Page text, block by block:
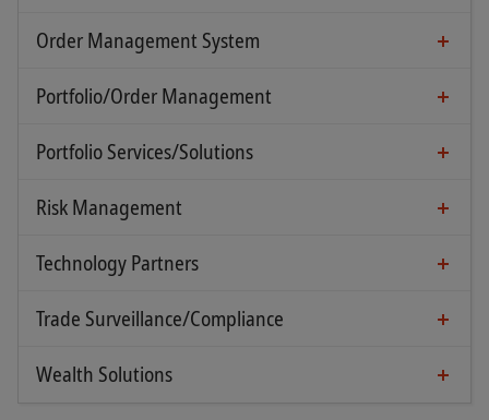
Order Management System
Portfolio/Order Management
Portfolio Services/Solutions
Risk Management
Technology Partners
Trade Surveillance/Compliance
Wealth Solutions